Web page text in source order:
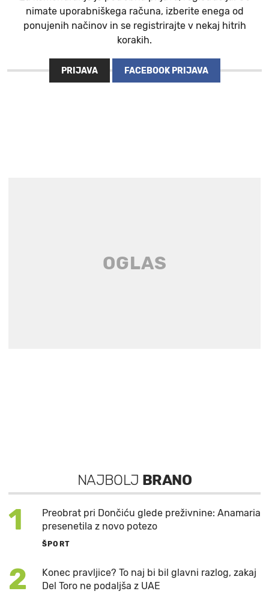
nimate uporabniškega računa, izberite enega od
ponujenih načinov in se registrirajte v nekaj hitrih
korakih.
PRIJAVA FACEBOOK PRIJAVA
NAJBOLJ BRANO
1
Preobrat pri Dončiću glede preživnine: Anamaria
presenetila z novo potezo
ŠPORT
2
Konec pravljice? To naj bi bil glavni razlog, zakaj
Del Toro ne podaljša z UAE